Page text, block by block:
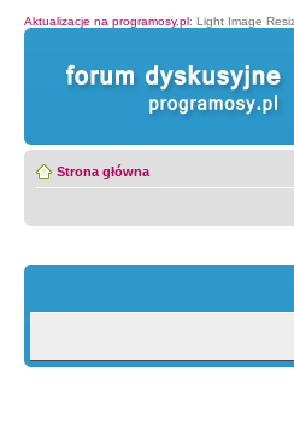
Aktualizacje na programosy.pl: Light Image
Strona główna